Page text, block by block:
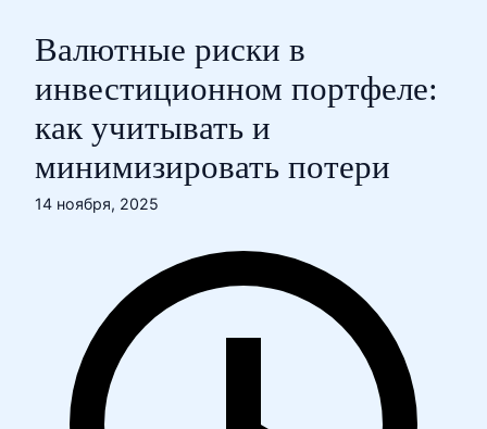
Валютные риски в
инвестиционном портфеле:
как учитывать и
минимизировать потери
14 ноября, 2025